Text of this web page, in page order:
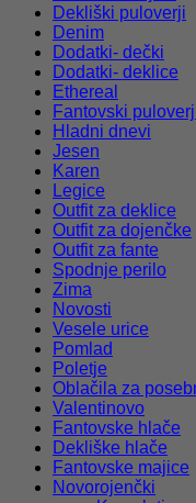
Dekliški puloverji
Denim
Dodatki- dečki
Dodatki- deklice
Ethereal
Fantovski
Hladni dnevi
Jesen
Karen
Legice
Outfit za deklice
Outfit za dojenčke
Outfit za fante
Spodnje perilo
Zima
Novosti
Vesele urice
Pomlad
Poletje
Oblačila za
Valentinovo
Fantovske hlače
Dekliške hlače
Fantovske majice
Novorojenčki